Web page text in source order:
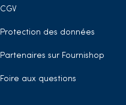
CGV
Protection des données
Partenaires sur Fournishop
Foire aux questions